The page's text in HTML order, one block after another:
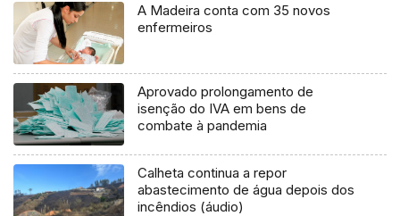
A Madeira conta com 35 novos
enfermeiros
Aprovado prolongamento de
isenção do IVA em bens de
combate à pandemia
Calheta continua a repor
abastecimento de água depois dos
incêndios (áudio)